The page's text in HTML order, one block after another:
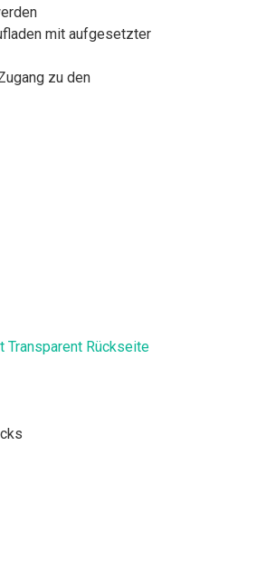
mit aufgesetzter
zu den
Transparent Rückseite